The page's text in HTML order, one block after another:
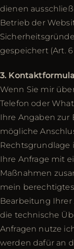
dienen
Betrieb der
gespeichert (Art. 6
3.
Wenn Sie mir
Telefon oder
Ihre Angaben zur
mögliche
Rechtsgrundlage
Ihre Anfrage mit
Maßnahmen
mein
Bearbeitung Ihrer
die technische
Anfragen nutze
werden dafür an